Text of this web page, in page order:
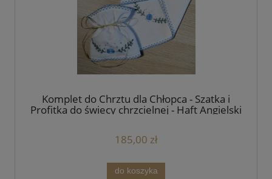
Komplet do Chrztu dla Chłopca - Szatka i
Profitka do świecy chrzcielnej - Haft Angielski
185,00 zł
do koszyka